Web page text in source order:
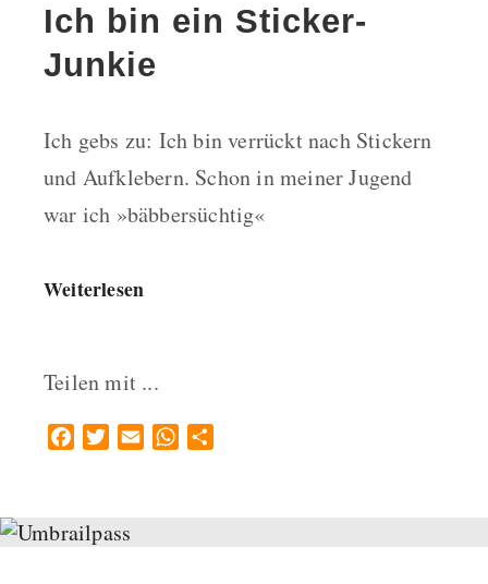
Ich bin ein Sticker-
Junkie
Ich gebs zu: Ich bin verrückt nach Stickern
und Aufklebern. Schon in meiner Jugend
war ich »bäbbersüchtig«
Weiterlesen
Teilen mit ...
FacebookTwitterEmail WhatsApp